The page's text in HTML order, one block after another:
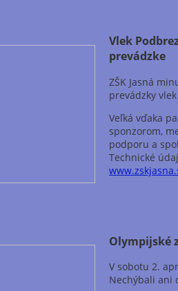
Vlek
prevádzke
ZŠK Jasná
prevádzky
Veľká vďaka
sponzorom,
podporu a
Technické
Olympijské
V sobotu 2.
Nechýbali ani